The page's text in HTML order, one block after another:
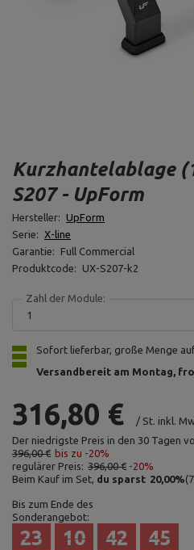
Kurzhantelablage
S207 - UpForm
Hersteller: UpForm
Serie: X-line
Garantie:
Full Commercial
Produktcode:
UX-S207-k2
Zahl der Module:
1
Sofort lieferbar, große Menge
Versandbereit am Montag
316,80 € / St. inkl.
Der niedrigste Preis in den 30 Tagen
396,00 € bis zu -20%
regulärer Preis: 396,00 € -20%
Beim Kauf im Set, du sparst 20,00%(
Bis zum Ende des
Sonderangebot:
23 10 42 44